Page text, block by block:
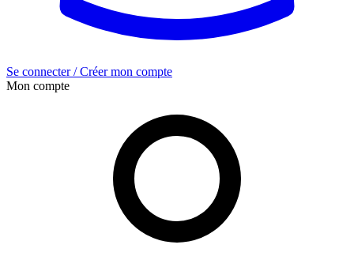
Se connecter / Créer mon compte
Mon compte